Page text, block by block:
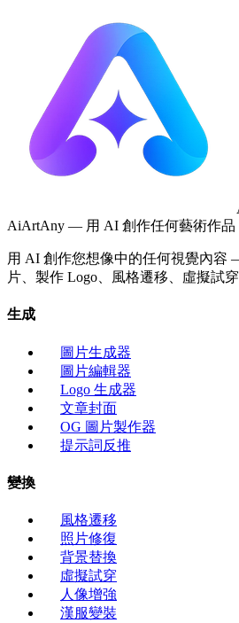
AiArtAny — 用 AI 創作任何藝術作品
用 AI 創作您想像中的任何視覺內容
片、製作 Logo、風格遷移、虛擬試穿
生成
圖片生成器
圖片編輯器
Logo 生成器
文章封面
OG 圖片製作器
提示詞反推
變換
風格遷移
照片修復
背景替換
虛擬試穿
人像增強
漢服變裝